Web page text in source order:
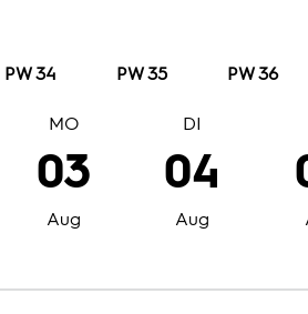
PW 34 PW 35 PW 36
03
Aug
MO
04
Aug
DI